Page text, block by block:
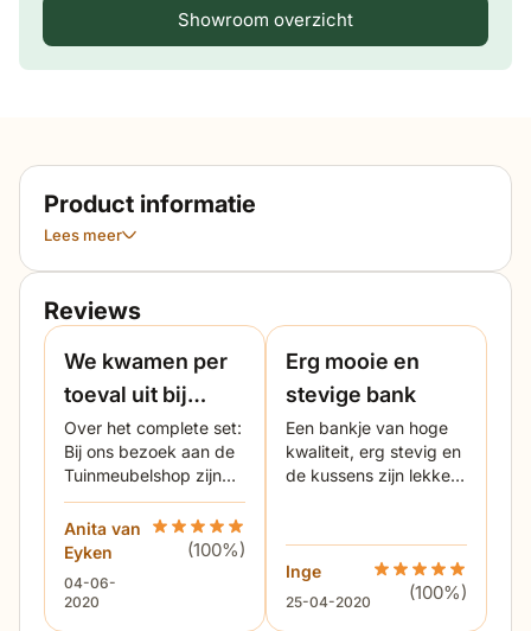
Showroom overzicht
Product informatie
Lees meer
Reviews
We kwamen per
toeval uit bij
Tuinmeubelshop
en waren meteen
van deze lounge
set.
Over het complete set:
Bij ons bezoek aan de
Tuinmeubelshop zijn
we vriendelijk
geholpen door de
medewerkers. Omdat
klussen waren en de
Anita van
Eyken
4 juni 2020
04-06-
2020
Beoordeling 4 Seasons Outdoor Avila
(100%)
Erg mooie en
stevige bank
Een bankje van hoge
kwaliteit, erg stevig en
de kussens zijn lekker
Inge
25 april 2020
25-04-2020
Beoordeling 4
(100%)